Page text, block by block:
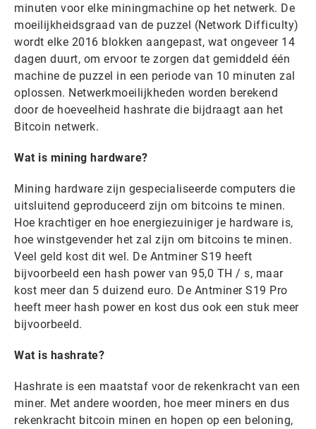
minuten voor elke miningmachine op het netwerk. De
moeilijkheidsgraad van de puzzel (Network Difficulty)
wordt elke 2016 blokken aangepast, wat ongeveer 14
dagen duurt, om ervoor te zorgen dat gemiddeld één
machine de puzzel in een periode van 10 minuten zal
oplossen. Netwerkmoeilijkheden worden berekend
door de hoeveelheid hashrate die bijdraagt ​​aan het
Bitcoin netwerk.
Wat is mining hardware?
Mining hardware zijn gespecialiseerde computers die
uitsluitend geproduceerd zijn om bitcoins te minen.
Hoe krachtiger en hoe energiezuiniger je hardware is,
hoe winstgevender het zal zijn om bitcoins te minen.
Veel geld kost dit wel. De Antminer S19 heeft
bijvoorbeeld een hash power van 95,0 TH / s, maar
kost meer dan 5 duizend euro. De Antminer S19 Pro
heeft meer hash power en kost dus ook een stuk meer
bijvoorbeeld.
Wat is hashrate?
Hashrate is een maatstaf voor de rekenkracht van een
miner. Met andere woorden, hoe meer miners en dus
rekenkracht bitcoin minen en hopen op een beloning,